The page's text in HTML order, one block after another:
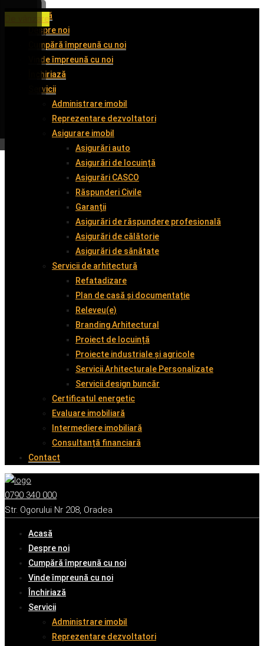
Acasă
Despre noi
Cumpără împreună cu noi
Vinde împreună cu noi
Închiriază
Servicii
Administrare imobil
Reprezentare dezvoltatori
Asigurare imobil
Asigurări auto
Asigurări de locuință
Asigurări CASCO
Răspunderi Civile
Garanții
Asigurări de răspundere profesională
Asigurări de călătorie
Asigurări de sănătate
Servicii de arhitectură
Refatadizare
Plan de casă și documentație
Releveu(e)
Branding Arhitectural
Proiect de locuință
Proiecte industriale și agricole
Servicii Arhitecturale Personalizate
Servicii design buncăr
Certificatul energetic
Evaluare imobiliară
Intermediere imobiliară
Consultanță financiară
Contact
0790 340 000
Str. Ogorului Nr 208, Oradea
Acasă
Despre noi
Cumpără împreună cu noi
Vinde împreună cu noi
Închiriază
Servicii
Administrare imobil
Reprezentare dezvoltatori
De închiriat
De închiriat
De închiriat
De vânzare